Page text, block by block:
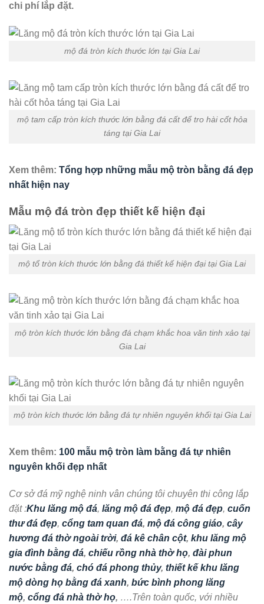
chi phí lắp đặt.
mộ đá tròn kích thước lớn tại Gia Lai
mộ tam cấp tròn kích thước lớn bằng đá cất để tro hài cốt hỏa
táng tại Gia Lai
Xem thêm: Tổng hợp những mẫu mộ tròn bằng đá đẹp
nhất hiện nay
Mẫu mộ đá tròn đẹp thiết kế hiện đại
mộ tổ tròn kích thước lớn bằng đá thiết kế hiện đại tại Gia Lai
mộ tròn kích thước lớn bằng đá chạm khắc hoa văn tinh xảo tại
Gia Lai
mộ tròn kích thước lớn bằng đá tự nhiên nguyên khối tại Gia Lai
Xem thêm: 100 mẫu mộ tròn làm bằng đá tự nhiên
nguyên khối đẹp nhất
Cơ sở đá mỹ nghệ ninh vân chúng tôi chuyên thi công lắp
đặt :Khu lăng mộ đá, lăng mộ đá đẹp, mộ đá đẹp, cuốn
thư đá đẹp, cổng tam quan đá, mộ đá công giáo, cây
hương đá thờ ngoài trời, đá kê chân cột, khu lăng mộ
gia đình bằng đá, chiếu rồng nhà thờ họ, đài phun
nước bằng đá, chó đá phong thủy, thiết kế khu lăng
mộ dòng họ bằng đá xanh, bức bình phong lăng
mộ, cổng đá nhà thờ họ, ….Trên toàn quốc, với nhiều